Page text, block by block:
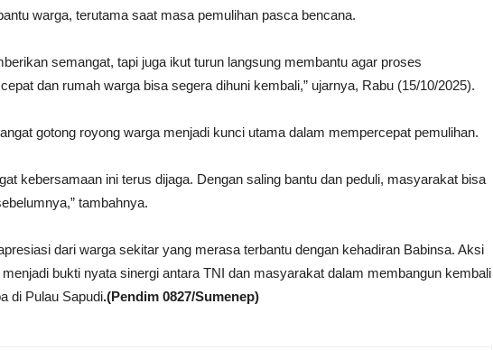
warga, terutama saat masa pemulihan pasca bencana.
semangat, tapi juga ikut turun langsung membantu agar proses
dan rumah warga bisa segera dihuni kembali,” ujarnya, Rabu (15/10/2025).
gotong royong warga menjadi kunci utama dalam mempercepat pemulihan.
kebersamaan ini terus dijaga. Dengan saling bantu dan peduli, masyarakat bisa
tambahnya.
dari warga sekitar yang merasa terbantu dengan kehadiran Babinsa. Aksi
bukti nyata sinergi antara TNI dan masyarakat dalam membangun kembali
di Pulau Sapudi.(Pendim 0827/Sumenep)